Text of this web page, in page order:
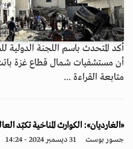
أكد المتحدث باسم اللجنة
أن مستشفيات شمال قطاع غزة باتت
متابعة القراءة ...
«الغارديان»: الكوارث المناخية تكبّد العالم خسائر بـ229
جسور بوست 31 ديسمبر 2024 - 14:24